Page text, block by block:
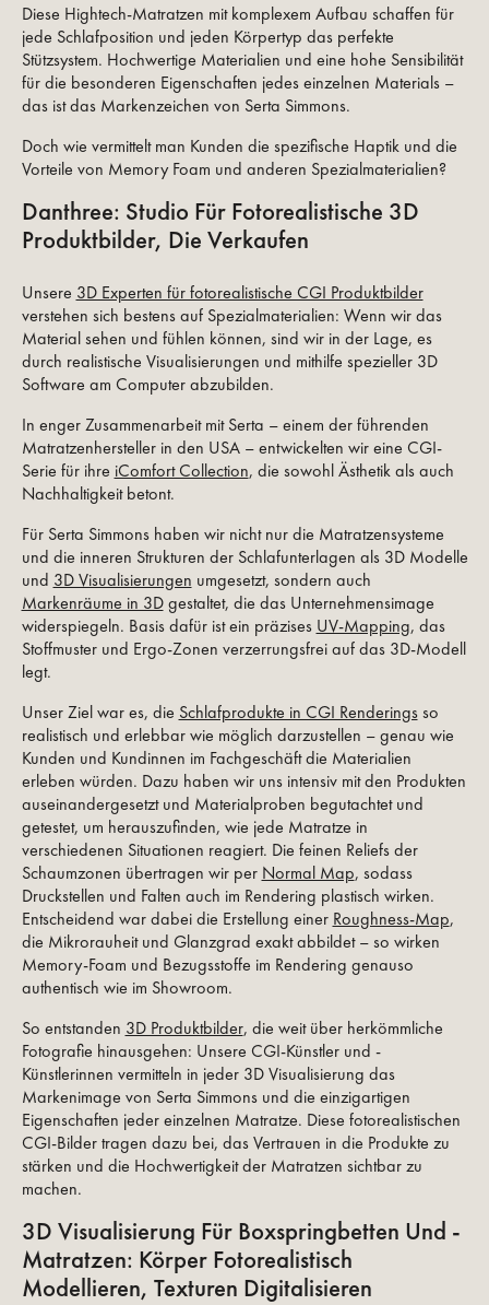
Diese Hightech-Matratzen mit komplexem Aufbau schaffen für
jede Schlafposition und jeden Körpertyp das perfekte
Stützsystem. Hochwertige Materialien und eine hohe Sensibilität
für die besonderen Eigenschaften jedes einzelnen Materials –
das ist das Markenzeichen von Serta Simmons.
Doch wie vermittelt man Kunden die spezifische Haptik und die
Vorteile von Memory Foam und anderen Spezialmaterialien?
Danthree: Studio Für Fotorealistische 3D
Produktbilder, Die Verkaufen
Unsere 3D Experten für fotorealistische CGI Produktbilder
verstehen sich bestens auf Spezialmaterialien: Wenn wir das
Material sehen und fühlen können, sind wir in der Lage, es
durch realistische Visualisierungen und mithilfe spezieller 3D
Software am Computer abzubilden.
In enger Zusammenarbeit mit Serta – einem der führenden
Matratzenhersteller in den USA – entwickelten wir eine CGI-
Serie für ihre iComfort Collection, die sowohl Ästhetik als auch
Nachhaltigkeit betont.
Für Serta Simmons haben wir nicht nur die Matratzensysteme
und die inneren Strukturen der Schlafunterlagen als 3D Modelle
und 3D Visualisierungen umgesetzt, sondern auch
Markenräume in 3Dgestaltet, die das Unternehmensimage
widerspiegeln. Basis dafür ist ein präzises UV-Mapping, das
Stoff­muster und Ergo-Zonen verzerrungsfrei auf das 3D-Modell
legt.
Unser Ziel war es, die Schlafprodukte in CGI Renderingsso
realistisch und erlebbar wie möglich darzustellen – genau wie
Kunden und Kundinnen im Fachgeschäft die Materialien
erleben würden. Dazu haben wir uns intensiv mit den Produkten
auseinandergesetzt und Materialproben begutachtet und
getestet, um herauszufinden, wie jede Matratze in
verschiedenen Situationen reagiert. Die feinen Reliefs der
Schaumzonen über­tragen wir per Normal Map, sodass
Druckstellen und Falten auch im Rendering plastisch wirken.
Entscheidend war dabei die Erstellung einer Roughness-Map,
die Mikro­rauheit und Glanzgrad exakt abbildet – so wirken
Memory-Foam und Bezugsstoffe im Rendering genauso
authentisch wie im Showroom.
So entstanden 3D Produktbilder, die weit über herkömmliche
Fotografie hinausgehen: Unsere CGI-Künstler und -
Künstlerinnen vermitteln in jeder 3D Visualisierung das
Markenimage von Serta Simmons und die einzigartigen
Eigenschaften jeder einzelnen Matratze. Diese fotorealistischen
CGI-Bilder tragen dazu bei, das Vertrauen in die Produkte zu
stärken und die Hochwertigkeit der Matratzen sichtbar zu
machen.
3D Visualisierung Für Boxspringbetten Und -
Matratzen: Körper Fotorealistisch
Modellieren, Texturen Digitalisieren